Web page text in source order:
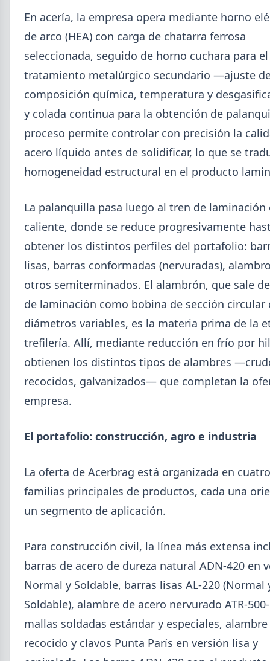
Perfiles.com.ar abrió su tercera
sucursal en zona norte: llegó a San
Isidro
La distribuidora siderometalúrgica, fundada en
1974 en San Fernando, sumó un local sobre Av.
Andrés Rolón, su primer punto de venta en San
Isidro.
ADIMRA 2026-07-28
Informe ADIMRA junio 2026: la
producción metalúrgica cayó 4,6%
La producción metalúrgica acumula una baja de
5,7% en 2026 y la capacidad instalada bajó a 40,8%,
ACERO 2026-07-23
Producción Mundial de Acero –
Junio 2026
La producción mundial de acero crudo alcanzó
155,7 Mt en junio 2026 (+1,7% i.a.), mientras el
En acería, la empresa opera mediante horno
de arco (HEA) con carga de chatarra ferrosa
seleccionada, seguido de horno cuchara para el
tratamiento metalúrgico secundario —ajuste
composición química, temperatura y
y colada continua para la obtención de
proceso permite controlar con precisión la
acero líquido antes de solidificar, lo que se
homogeneidad estructural en el producto
La palanquilla pasa luego al tren de laminación
caliente, donde se reduce progresivamente
obtener los distintos perfiles del portafolio:
lisas, barras conformadas (nervuradas),
otros semiterminados. El alambrón, que sale
de laminación como bobina de sección circular
diámetros variables, es la materia prima de la
trefilería. Allí, mediante reducción en frío por
obtienen los distintos tipos de alambres
recocidos, galvanizados— que completan la
empresa.
El portafolio: construcción, agro e industria
La oferta de Acerbrag está organizada en cuatro
familias principales de productos, cada una
un segmento de aplicación.
Para construcción civil, la línea más extensa
barras de acero de dureza natural ADN-420 en
Normal y Soldable, barras lisas AL-220 (Normal
Soldable), alambre de acero nervurado ATR-
mallas soldadas estándar y especiales,
recocido y clavos Punta París en versión lisa y